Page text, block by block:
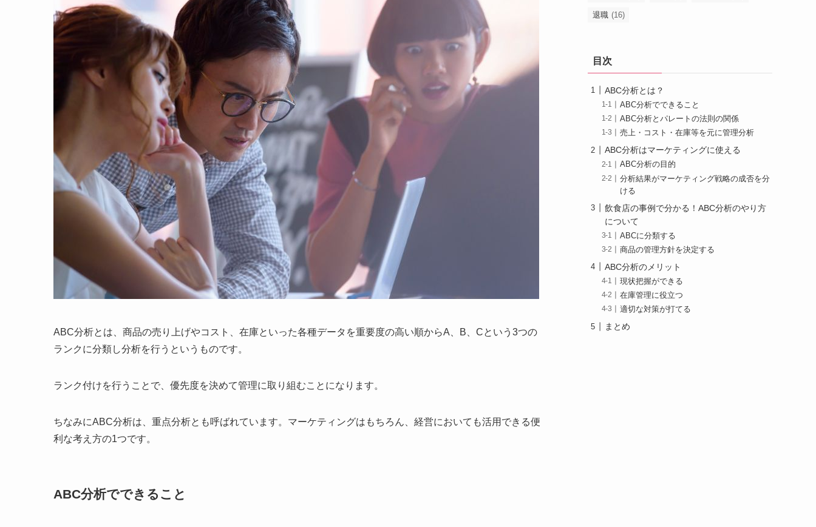
ABC分析とは、商品の売り上げやコスト、在庫といった各種データを重要度の高い順からA、B、Cという3つの
ランクに分類し分析を行うというものです。
ランク付けを行うことで、優先度を決めて管理に取り組むことになります。
ちなみにABC分析は、重点分析とも呼ばれています。マーケティングはもちろん、経営においても活用できる便
利な考え方の1つです。
ABC分析でできること
退職 (16)
目次
ABC分析とは？
ABC分析でできること
ABC分析とパレートの法則の関係
売上・コスト・在庫等を元に管理分析
ABC分析はマーケティングに使える
ABC分析の目的
分析結果がマーケティング戦略の成否を分
ける
飲食店の事例で分かる！ABC分析のやり方
について
ABCに分類する
商品の管理方針を決定する
ABC分析のメリット
現状把握ができる
在庫管理に役立つ
適切な対策が打てる
まとめ